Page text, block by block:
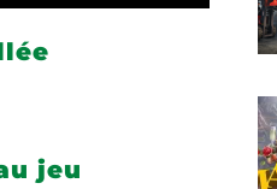
jeu